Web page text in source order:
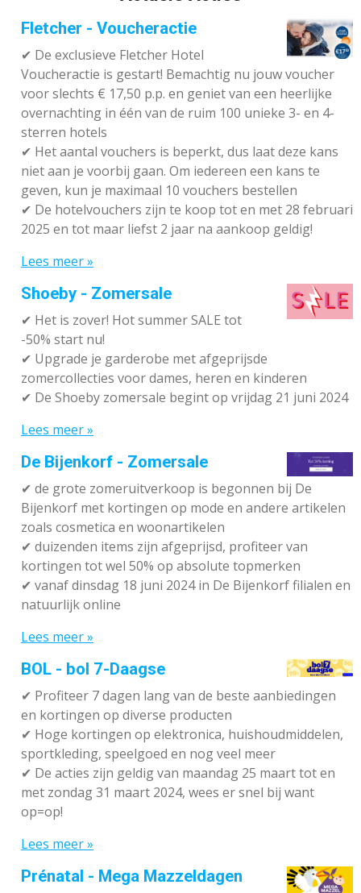
Fletcher - Voucheractie
✔ De exclusieve Fletcher Hotel
Voucheractie is gestart! Bemachtig nu jouw voucher
voor slechts € 17,50 p.p. en geniet van een heerlijke
overnachting in één van de ruim 100 unieke 3- en 4-
sterren hotels
✔ Het aantal vouchers is beperkt, dus laat deze kans
niet aan je voorbij gaan. Om iedereen een kans te
geven, kun je maximaal 10 vouchers bestellen
✔ De hotelvouchers zijn te koop tot en met 28 februari
2025 en tot maar liefst 2 jaar na aankoop geldig!
Lees meer »
Shoeby - Zomersale
✔ Het is zover! Hot summer SALE tot
-50% start nu!
✔ Upgrade je garderobe met afgeprijsde
zomercollecties voor dames, heren en kinderen
✔ De Shoeby zomersale begint op vrijdag 21 juni 2024
Lees meer »
De Bijenkorf - Zomersale
✔ de grote zomeruitverkoop is begonnen bij De
Bijenkorf met kortingen op mode en andere artikelen
zoals cosmetica en woonartikelen
✔ duizenden items zijn afgeprijsd, profiteer van
kortingen tot wel 50% op absolute topmerken
✔ vanaf dinsdag 18 juni 2024 in De Bijenkorf filialen en
natuurlijk online
Lees meer »
BOL - bol 7-Daagse
✔ Profiteer 7 dagen lang van de beste aanbiedingen
en kortingen op diverse producten
✔ Hoge kortingen op elektronica, huishoudmiddelen,
sportkleding, speelgoed en nog veel meer
✔ De acties zijn geldig van maandag 25 maart tot en
met zondag 31 maart 2024, wees er snel bij want
op=op!
Lees meer »
Prénatal - Mega Mazzeldagen